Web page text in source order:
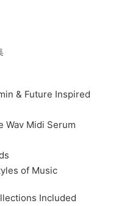
& Future Inspired
Wav Midi Serum
of Music
Included